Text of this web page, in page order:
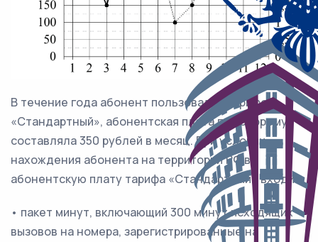
В течение года абонент пользовался тарифом
«Стандартный», абонентская плата по которому
составляла 350 рублей в месяц. При условии
нахождения абонента на территории РФ в
абонентскую плату тарифа «Стандартный» входит:
• пакет минут, включающий 300 минут исходящих
вызовов на номера, зарегистрированные на